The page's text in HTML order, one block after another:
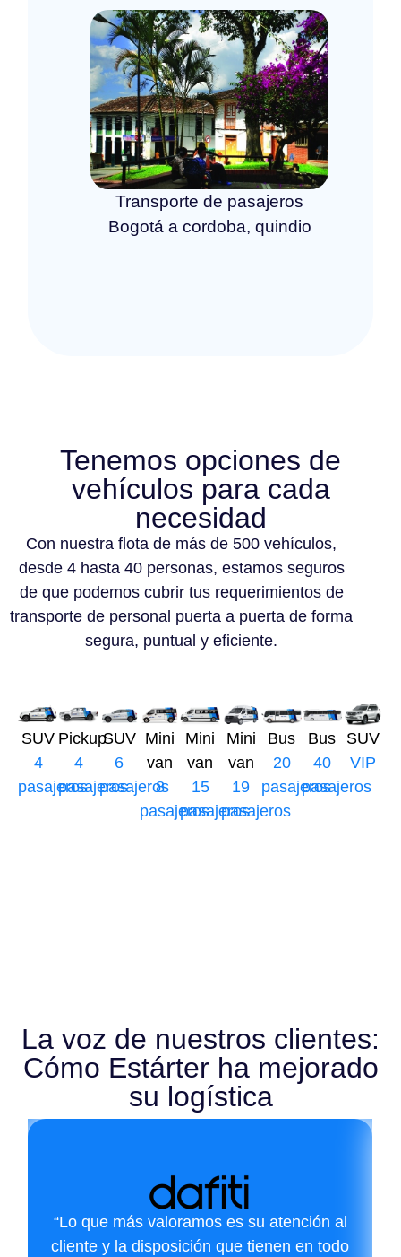
Transporte de pasajeros
Bogotá a cordoba, quindio
Tenemos opciones de
vehículos para cada
necesidad
Con nuestra flota de más de 500 vehículos,
desde 4 hasta 40 personas, estamos seguros
de que podemos cubrir tus requerimientos de
transporte de personal puerta a puerta de forma
segura, puntual y eficiente.
SUV
4
pasajeros
Pickup
4
pasajeros
SUV
6
pasajeros
Mini
van
8
pasajeros
Mini
van
15
pasajeros
Mini
van
19
pasajeros
Bus
20
pasajeros
Bus
40
pasajeros
SUV
VIP
La voz de nuestros clientes:
Cómo Estárter ha mejorado
su logística
“Lo que más valoramos es su atención al
cliente y la disposición que tienen en todo